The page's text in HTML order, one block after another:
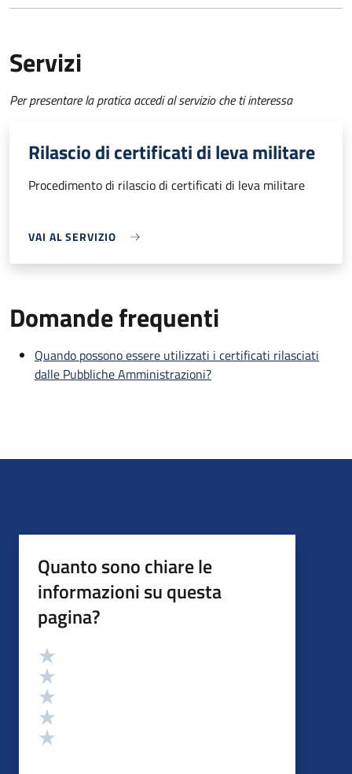
Servizi
Per presentare la pratica accedi al servizio che ti interessa
Rilascio di certificati di leva militare
Procedimento di rilascio di certificati di leva militare
VAI AL SERVIZIO
Domande frequenti
Quando possono essere utilizzati i certificati rilasciati
dalle Pubbliche Amministrazioni?
Quanto sono chiare le
informazioni su questa
pagina?
Valutazione